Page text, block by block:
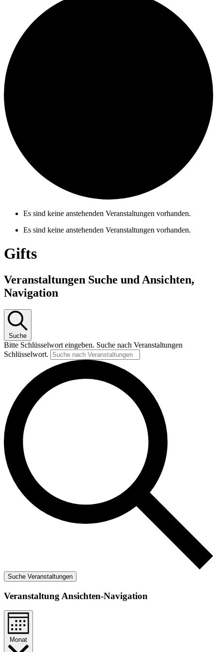
Es sind keine anstehenden Veranstaltungen vorhanden.
Es sind keine anstehenden Veranstaltungen vorhanden.
Gifts
Veranstaltungen Suche und Ansichten,
Navigation
Suche
Bitte Schlüsselwort eingeben. Suche nach Veranstaltungen
Schlüsselwort.
Suche Veranstaltungen
Veranstaltung Ansichten-Navigation
Monat